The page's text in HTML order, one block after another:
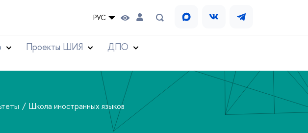
РУС
Проекты ШИЯ
ДПО
Школа иностранных языков